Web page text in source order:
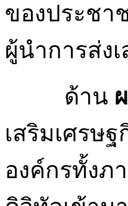
ของประชา
ผู้นำการส่ง
ด้าน
เสริมเศรษ
องค์กรทั้งภ